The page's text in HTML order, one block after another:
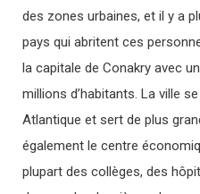
des zones urbaines, et il y a
pays qui abritent ces
la capitale de Conakry avec
millions d’habitants. La ville
Atlantique et sert de plus
également le centre
plupart des collèges, des